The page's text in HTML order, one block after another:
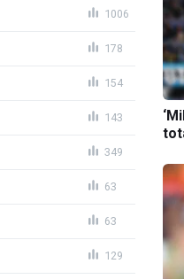
1006
178
154
143
349
63
63
129